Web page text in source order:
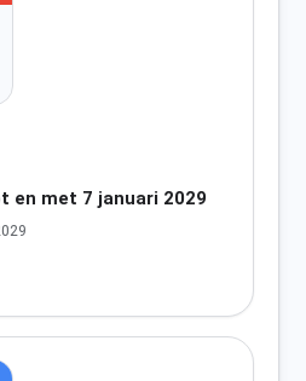
en met 7 januari 2029